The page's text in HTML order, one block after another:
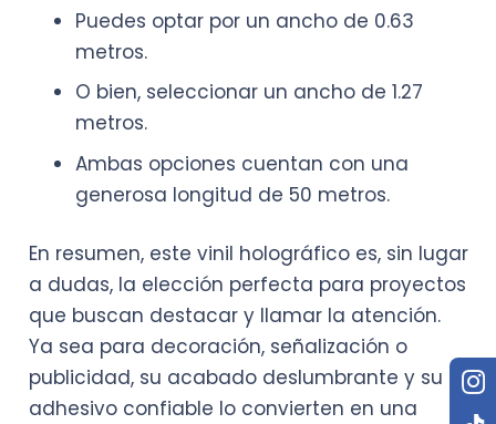
Puedes optar por un ancho de 0.63
metros.
O bien, seleccionar un ancho de 1.27
metros.
Ambas opciones cuentan con una
generosa longitud de 50 metros.
En resumen, este vinil holográfico es, sin lugar
a dudas, la elección perfecta para proyectos
que buscan destacar y llamar la atención.
Ya sea para decoración, señalización o
publicidad, su acabado deslumbrante y su
adhesivo confiable lo convierten en una